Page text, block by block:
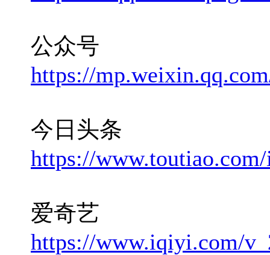
公众号
https://
今日头条
https://
爱奇艺
https://www.iqiyi.com/